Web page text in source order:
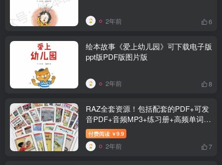
2年前 6
绘本故事《爱上幼儿园》可下载电子版
ppt版PDF版图片版
2年前 8
RAZ全套资源！包括配套的PDF+可发
音PDF+音频MP3+练习册+高频单词
+数学手册+写画练习册
付费阅读 ￥9.9
2年前 7